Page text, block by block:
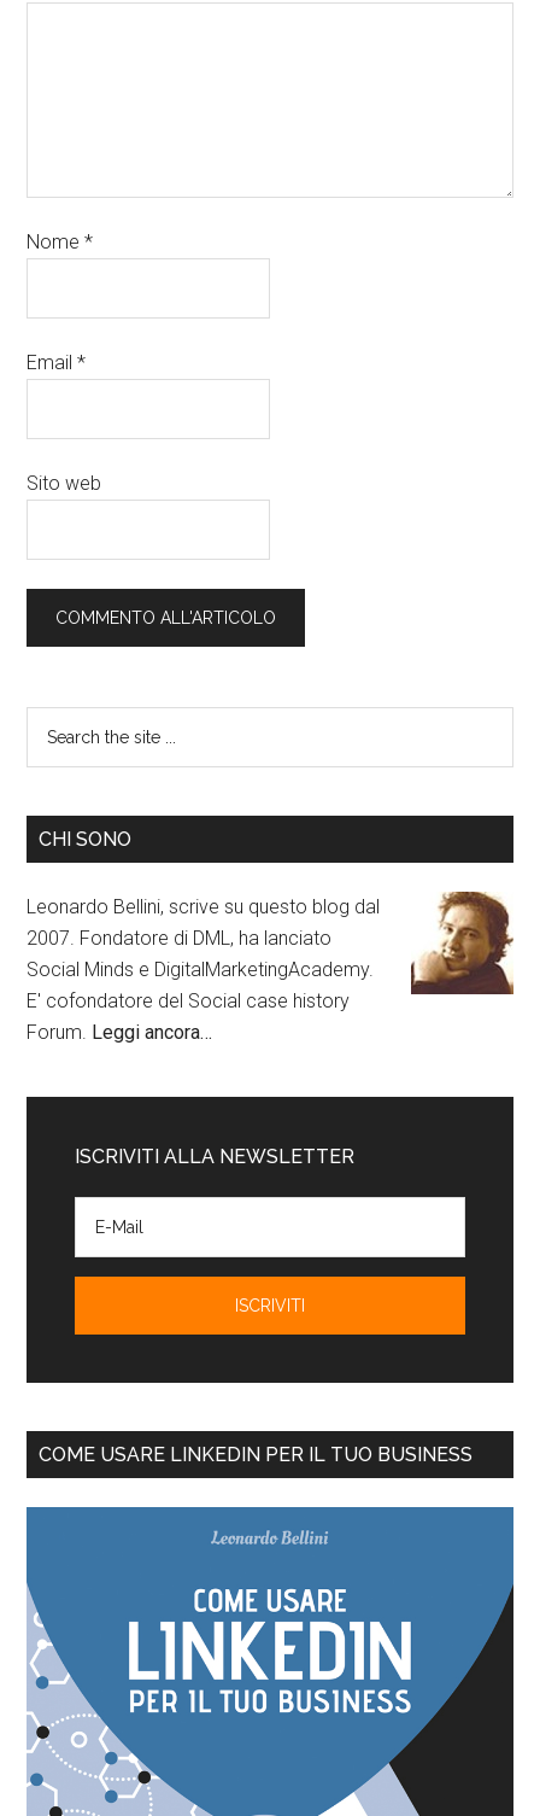
Nome*
Email*
Sito web
CHI SONO
Leonardo Bellini, scrive su questo blog dal
2007. Fondatore di DML, ha lanciato
Social Minds e DigitalMarketingAcademy.
E' cofondatore del Social case history
Forum. Leggi ancora…
ISCRIVITI ALLA NEWSLETTER
COME USARE LINKEDIN PER IL TUO BUSINESS